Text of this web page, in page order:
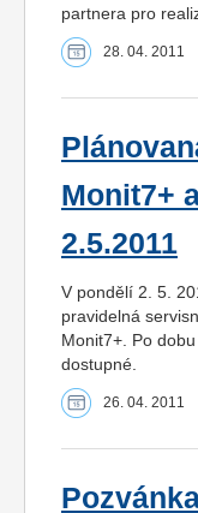
partnera pro
28. 04. 2011
Monit7+
2.5.2011
V pondělí 2. 5.
pravidelná
Monit7+. Po
dostupné.
26. 04. 2011